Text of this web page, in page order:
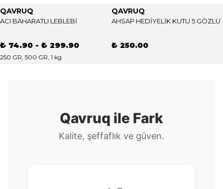
QAVRUQ
ACI BAHARATLI LEBLEBİ
₺ 74.90 - ₺ 299.90
250 GR, 500 GR, 1 kg
QAVRUQ
AHSAP HEDİYELİK KUTU 5 GÖZLÜ
₺ 250.00
Qavruq ile Fark
Kalite, şeffaflık ve güven.